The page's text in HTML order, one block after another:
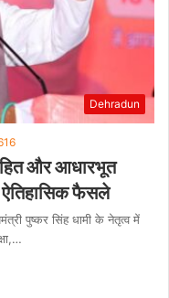
Dehradun
हित और आधारभूत
फैसले
पुष्कर सिंह धामी के नेतृत्व में